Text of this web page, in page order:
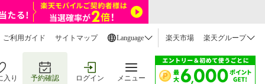
ご利用ガイド サイトマップ Language 楽天市場 楽天グループ
入り 予約確認 ログイン メニュー